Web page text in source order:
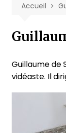
Accueil
Guillaume de
vidéaste. Il